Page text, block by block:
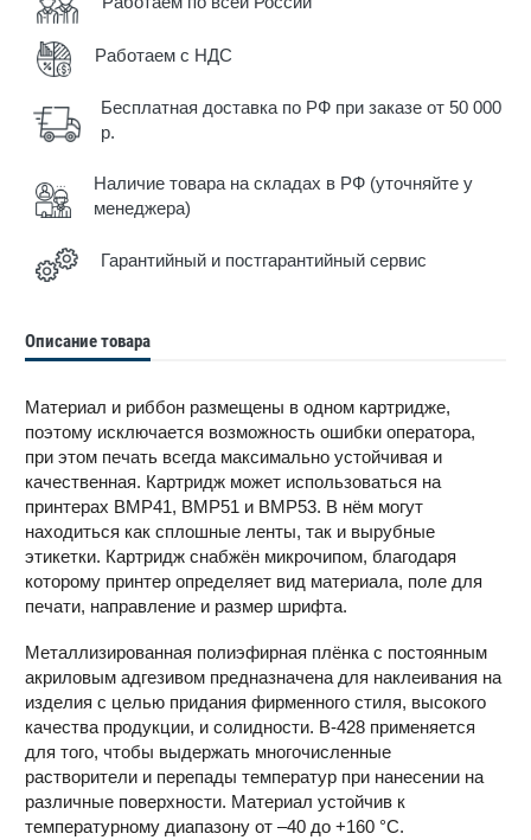
Работаем с НДС
Бесплатная доставка по РФ при заказе от 50 000
р.
Наличие товара на складах в РФ (уточняйте у
менеджера)
Гарантийный и постгарантийный сервис
Описание товара
Материал и риббон размещены в одном картридже,
поэтому исключается возможность ошибки оператора,
при этом печать всегда максимально устойчивая и
качественная. Картридж может использоваться на
принтерах BMP41, BMP51 и BMP53. В нём могут
находиться как сплошные ленты, так и вырубные
этикетки. Картридж снабжён микрочипом, благодаря
которому принтер определяет вид материала, поле для
печати, направление и размер шрифта.
Металлизированная полиэфирная плёнка с постоянным
акриловым адгезивом предназначена для наклеивания на
изделия с целью придания фирменного стиля, высокого
качества продукции, и солидности. В-428 применяется
для того, чтобы выдержать многочисленные
растворители и перепады температур при нанесении на
различные поверхности. Материал устойчив к
температурному диапазону от –40 до +160 °С.